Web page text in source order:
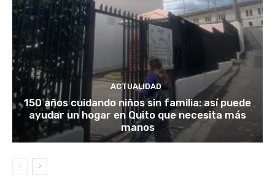
ACTUALIDAD
150 años cuidando niños sin familia: así puede
ayudar un hogar en Quito que necesita más
manos